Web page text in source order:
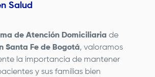
Salud
de Atención Domiciliaria de
Santa Fe de Bogotá, valoramos
la importancia de mantener
y sus familias bien